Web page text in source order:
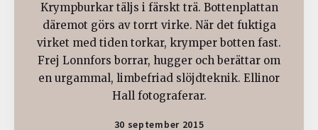
Krympburkar täljs i färskt trä. Bottenplattan
däremot görs av torrt virke. När det fuktiga
virket med tiden torkar, krymper botten fast.
Frej Lonnfors borrar, hugger och berättar om
en urgammal, limbefriad slöjdteknik. Ellinor
Hall fotograferar.
30 september 2015